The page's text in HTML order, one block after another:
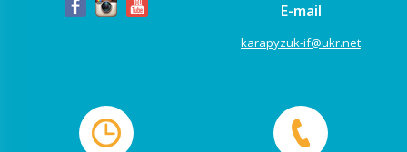
E-mail
karapyzuk-if@ukr.net